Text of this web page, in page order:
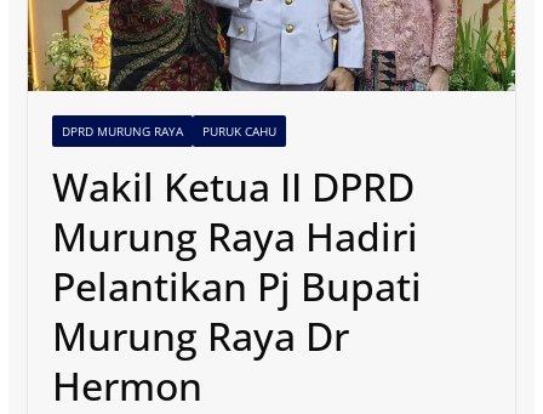
DPRD MURUNG RAYA PURUK CAHU
Wakil Ketua II DPRD
Murung Raya Hadiri
Pelantikan Pj Bupati
Murung Raya Dr
Hermon